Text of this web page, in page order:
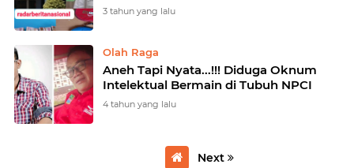
3 tahun yang lalu
Olah Raga
Aneh Tapi Nyata...!!! Diduga Oknum
Intelektual Bermain di Tubuh NPCI
4 tahun yang lalu
Next